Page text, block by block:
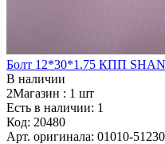
Болт 12*30*1.75 КПП
В наличии
2Магазин : 1 шт
Есть в наличии: 1
Код: 20480
Арт. оригинала: 01010-51230